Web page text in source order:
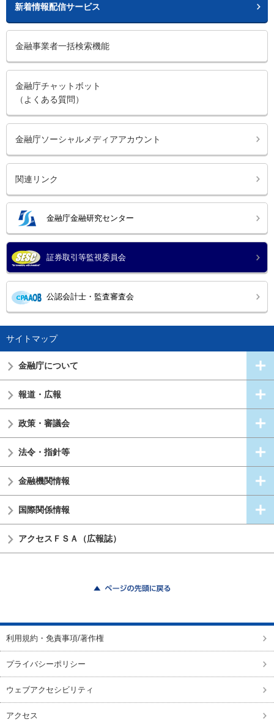
新着情報配信サービス
金融事業者一括検索機能
金融庁チャットボット
（よくある質問）
金融庁ソーシャルメディアアカウント
関連リンク
金融庁金融研究センター
証券取引等監視委員会
公認会計士・監査審査会
サイトマップ
金融庁について
報道・広報
政策・審議会
法令・指針等
金融機関情報
国際関係情報
アクセスＦＳＡ（広報誌）
利用規約・免責事項/著作権
プライバシーポリシー
ウェブアクセシビリティ
アクセス